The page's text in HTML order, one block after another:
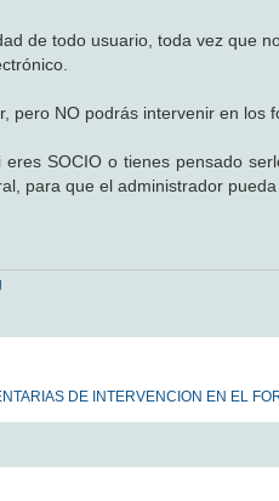
de todo usuario, toda vez que
pero NO podrás intervenir en los
SOCIO o tienes pensado
para que el administrador
DE INTERVENCION EN EL